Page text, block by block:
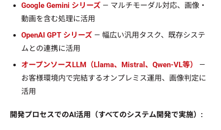
Google Gemini シリーズ— マルチモーダル対応、画像・
動画を含む処理に活用
OpenAI GPT シリーズ— 幅広い汎用タスク、既存システ
ムとの連携に活用
オープンソースLLM（Llama、Mistral、Qwen-VL等）
—
お客様環境内で完結するオンプレミス運用、画像判定に
活用
開発プロセスでのAI活用（すべてのシステム開発で実施）: